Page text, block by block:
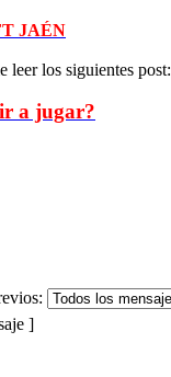
JAÉN
leer los siguientes post:
a jugar?
]